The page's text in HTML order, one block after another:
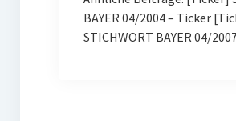
BAYER 04/2004 – Ticker
STICHWORT BAYER 04/